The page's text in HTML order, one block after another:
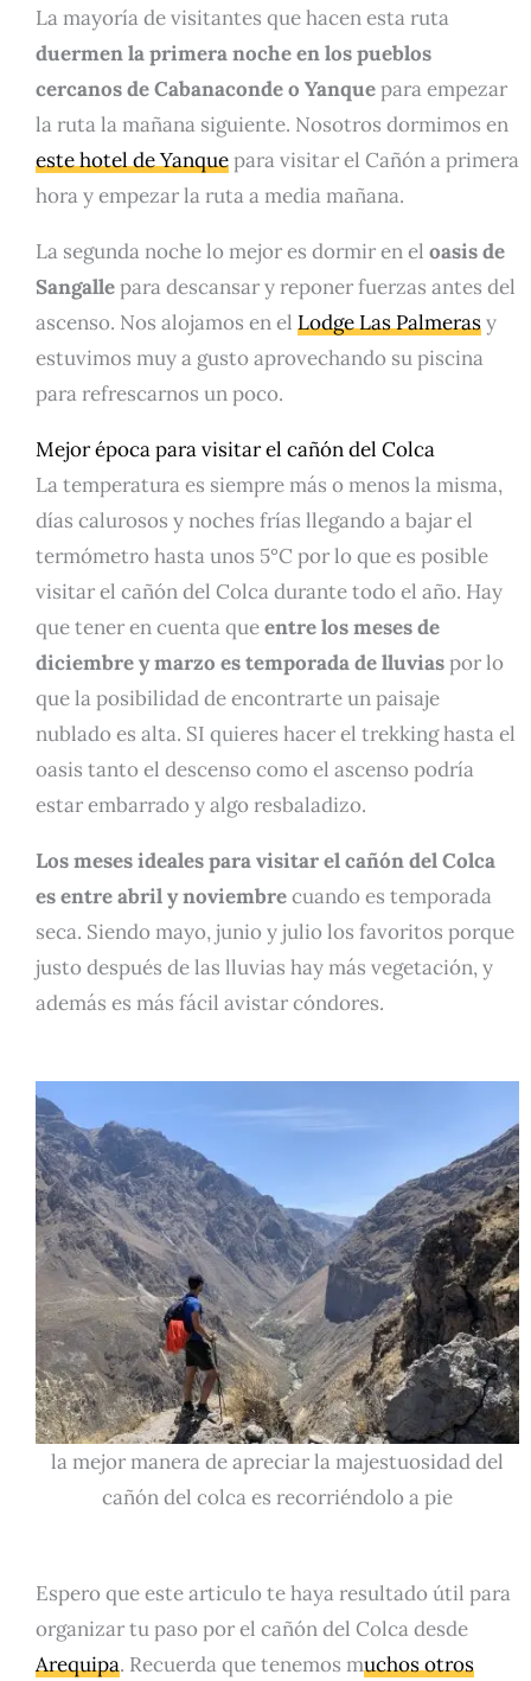
La mayoría de visitantes que hacen esta ruta
duermen la primera noche en los pueblos
cercanos de Cabanaconde o Yanquepara empezar
la ruta la mañana siguiente. Nosotros dormimos en
este hotel de Yanquepara visitar el Cañón a primera
hora y empezar la ruta a media mañana.
La segunda noche lo mejor es dormir en el oasis de
Sangallepara descansar y reponer fuerzas antes del
ascenso. Nos alojamos en el Lodge Las Palmerasy
estuvimos muy a gusto aprovechando su piscina
para refrescarnos un poco.
Mejor época para visitar el cañón del Colca
La temperatura es siempre más o menos la misma,
días calurosos y noches frías llegando a bajar el
termómetro hasta unos 5°C por lo que es posible
visitar el cañón del Colca durante todo el año. Hay
que tener en cuenta queentre los meses de
diciembre y marzo es temporada de lluviaspor lo
que la posibilidad de encontrarte un paisaje
nublado es alta. SI quieres hacer el trekking hasta el
oasis tanto el descenso como el ascenso podría
estar embarrado y algo resbaladizo.
Los meses ideales para visitar el cañón del Colca
es entreabril y noviembrecuando es temporada
seca. Siendo mayo, junio y julio los favoritos porque
justo después de las lluvias hay más vegetación, y
además es más fácil avistar cóndores.
la mejor manera de apreciar la majestuosidad del
cañón del colca es recorriéndolo a pie
Espero que este articulo te haya resultado útil para
organizar tu paso por el cañón del Colca desde
Arequipa. Recuerda que tenemos muchos otros